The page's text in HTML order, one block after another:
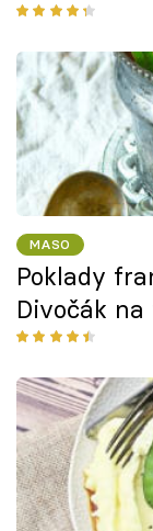
MASO
Poklady
Divočák na